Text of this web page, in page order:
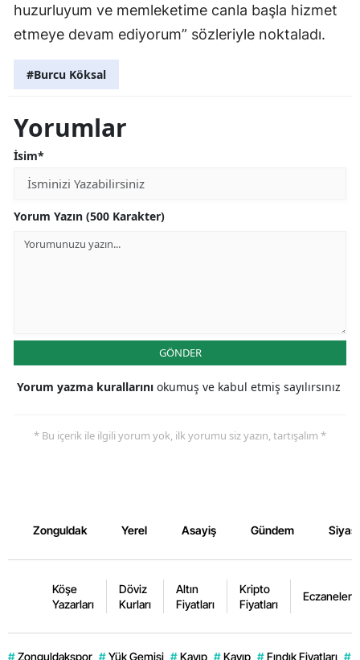
huzurluyum ve memleketime canla başla hizmet
etmeye devam ediyorum” sözleriyle noktaladı.
#Burcu Köksal
Yorumlar
İsim*
Yorum Yazın (500 Karakter)
GÖNDER
Yorum yazma kurallarını okumuş ve kabul etmiş sayılırsınız
* Bu içerik ile ilgili yorum yok, ilk yorumu siz yazın, tartışalım *
Zonguldak Yerel Asayiş Gündem
Köşe
Yazarları
Döviz
Kurları
Altın
Fiyatları
Kripto
Fiyatları
Eczaneler
# Zonguldakspor # Yük Gemisi # Kayıp # Kayıp # Fındık Fiyatları #